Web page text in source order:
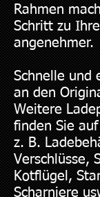
Rahmen
Schritt zu
angenehmer.
Schnelle und
an den
Weitere
finden Sie
z. B.
Verschlüsse,
Kotflügel,
Scharniere